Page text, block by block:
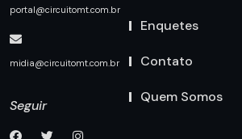
portal@circuitomt.com.br
midia@circuitomt.com.br
Seguir
Enquetes
Contato
Quem Somos